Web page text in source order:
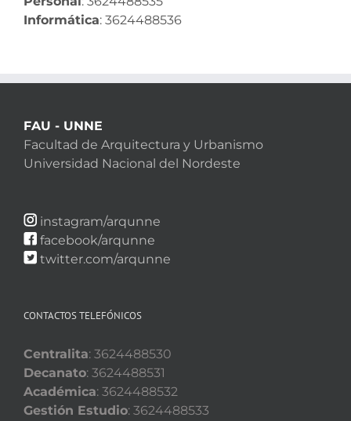
Informática: 3624488536
FAU - UNNE
Facultad de Arquitectura y Urbanismo
Universidad Nacional del Nordeste
instagram/arqunne
facebook/arqunne
twitter.com/arqunne
CONTACTOS TELEFÓNICOS
Centralita: 3624488530
Decanato: 3624488531
Académica: 3624488532
Gestión Estudio: 3624488533